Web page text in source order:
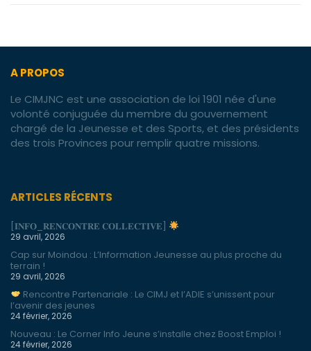
A PROPOS
Le CIMJNC est une association de loi 1901 née d'une
volonté conjuguée du membre du gouvernement
chargé de la Jeunesse et des Sports, et des présidents
des trois Provinces pour remplir quatre missions.
ARTICLES RÉCENTS
[𝐈𝐍𝐅𝐎_𝐑𝐄𝐍𝐂𝐎𝐍𝐓𝐑𝐄 𝐂𝐎𝐋𝐋𝐄𝐂𝐓𝐈𝐕𝐄]
29 avril, 2026
Cap sur Moindou : L’Information Jeunesse au plus proche du
terrain !
29 avril, 2026
Rencontre Partenariale : Le CIMJ et l’ADIE s’unissent pour
l’avenir des jeunes
24 février, 2026
Nouveau : Le Corner Info Jeune s’installe chez Boost Emploi !
24 février, 2026